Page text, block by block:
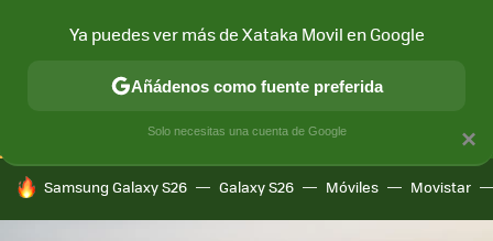
CONECTIVIDAD MÓVIL Y SOCIEDAD APLICACIONES
HOY SE HABLA DE
Samsung Galaxy S26 Galaxy S26 Móviles Movistar
×
Ya puedes ver más de Xataka Movil en Google
Añádenos como fuente preferida
Solo necesitas una cuenta de Google